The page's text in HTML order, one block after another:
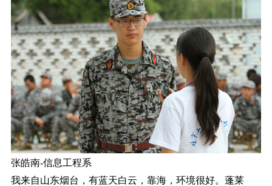
张皓南-信息工程系
我来自山东烟台，有蓝天白云，靠海，环境很好。蓬莱